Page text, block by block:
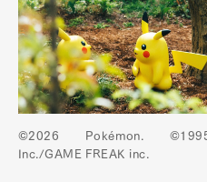
©2026 Pokémon.
Inc./GAME FREAK inc.